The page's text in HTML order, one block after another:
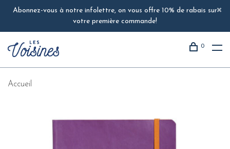
Abonnez-vous à notre infolettre, on vous offre 10% de rabais sur
votre première commande!
0
Accueil